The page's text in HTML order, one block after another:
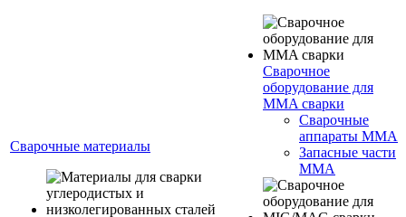
Сварочные материалы
Сварочное
оборудование для
MMA сварки
Сварочные
аппараты MMA
Запасные части
MMA